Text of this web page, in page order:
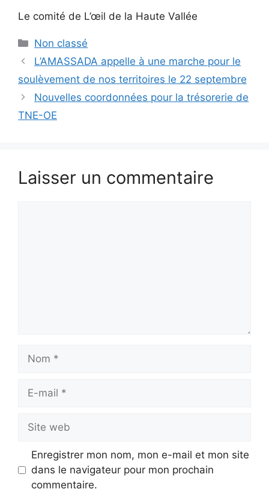
Le comité de L’œil de la Haute Vallée
Catégories
Non classé
L’AMASSADA appelle à une marche pour le
soulèvement de nos territoires le 22 septembre
Nouvelles coordonnées pour la trésorerie de
TNE-OE
Laisser un commentaire
mail
web
Enregistrer mon nom, mon e-mail et mon site
dans le navigateur pour mon prochain
commentaire.